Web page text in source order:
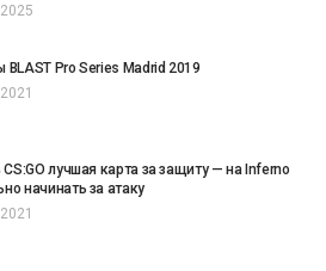
BLAST Pro Series Madrid 2019
лучшая карта за защиту — на Inferno
начинать за атаку